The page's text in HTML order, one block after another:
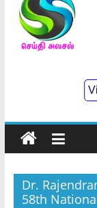
Tamil
Online
NewsPaper
Dr.
58th